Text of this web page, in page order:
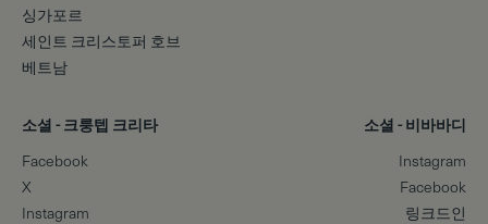
싱가포르
세인트 크리스토퍼 호브
베트남
소셜 - 크룽텝 크리타
Facebook
X
Instagram
소셜 - 비바바디
Instagram
Facebook
링크드인